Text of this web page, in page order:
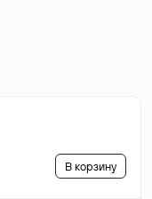
В корзину